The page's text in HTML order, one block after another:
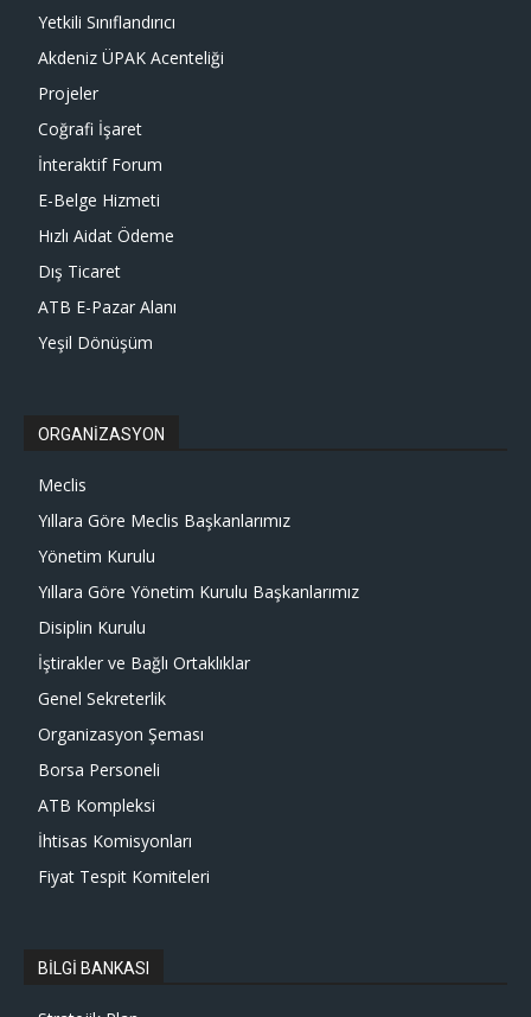
Yetkili Sınıflandırıcı
Akdeniz ÜPAK Acenteliği
Projeler
Coğrafi İşaret
İnteraktif Forum
E-Belge Hizmeti
Hızlı Aidat Ödeme
Dış Ticaret
ATB E-Pazar Alanı
Yeşil Dönüşüm
ORGANİZASYON
Meclis
Yıllara Göre Meclis Başkanlarımız
Yönetim Kurulu
Yıllara Göre Yönetim Kurulu Başkanlarımız
Disiplin Kurulu
İştirakler ve Bağlı Ortaklıklar
Genel Sekreterlik
Organizasyon Şeması
Borsa Personeli
ATB Kompleksi
İhtisas Komisyonları
Fiyat Tespit Komiteleri
BİLGİ BANKASI